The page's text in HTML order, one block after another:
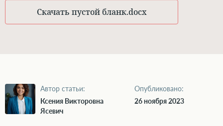
Скачать пустой бланк.docx
Автор статьи:
Ксения Викторовна
Ясевич
Опубликовано:
26 ноября 2023